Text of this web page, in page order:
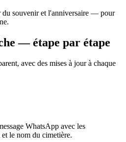
du souvenir et l'anniversaire — pour
— étape par étape
avec des mises à jour à chaque
WhatsApp avec les
le nom du cimetière.